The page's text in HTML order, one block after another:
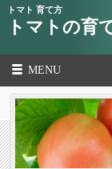
トマト 育て方
トマトの育
MENU